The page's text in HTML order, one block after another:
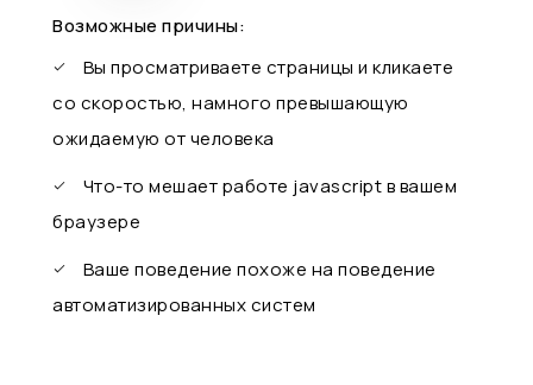
Возможные причины:
Вы просматриваете страницы и кликаете
со скоростью, намного превышающую
ожидаемую от человека
Что-то мешает работе javascript в вашем
браузере
Ваше поведение похоже на поведение
автоматизированных систем